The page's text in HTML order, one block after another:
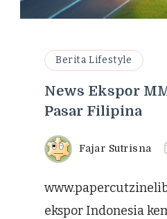
Berita Lifestyle
News Ekspor
Pasar Filipina
Fajar Sutrisna
ekspor Indonesia